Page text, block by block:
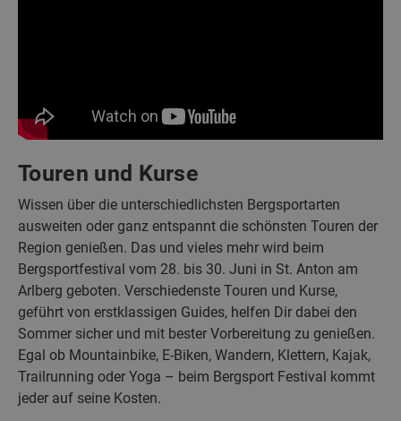
Touren und Kurse
Wissen über die unterschiedlichsten Bergsportarten
ausweiten oder ganz entspannt die schönsten Touren der
Region genießen. Das und vieles mehr wird beim
Bergsportfestival vom 28. bis 30. Juni in St. Anton am
Arlberg geboten. Verschiedenste Touren und Kurse,
geführt von erstklassigen Guides, helfen Dir dabei den
Sommer sicher und mit bester Vorbereitung zu genießen.
Egal ob Mountainbike, E-Biken, Wandern, Klettern, Kajak,
Trailrunning oder Yoga – beim Bergsport Festival kommt
jeder auf seine Kosten.